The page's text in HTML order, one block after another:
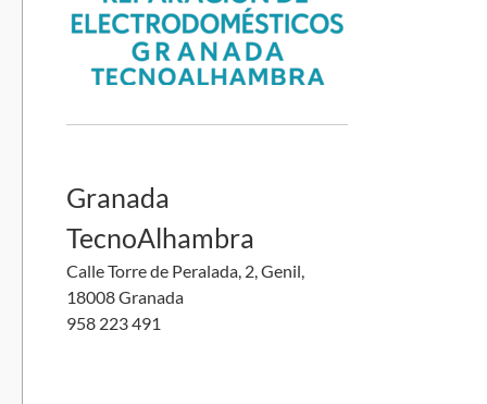
Granada
TecnoAlhambra
Calle Torre de Peralada, 2, Genil,
18008 Granada
958 223 491